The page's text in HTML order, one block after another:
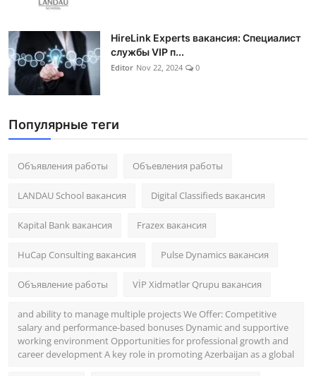
HireLink Experts вакансия: Специалист
службы VIP п...
Editor Nov 22, 2024 0
Популярные теги
Объявления работы Объевления работы
LANDAU School вакансия Digital Classifieds вакансия
Kapital Bank вакансия Frazex вакансия
HuCap Consulting вакансия Pulse Dynamics вакансия
Объявление работы VİP Xidmətlər Qrupu вакансия
and ability to manage multiple projects We Offer: Competitive
salary and performance-based bonuses Dynamic and supportive
working environment Opportunities for professional growth and
career development A key role in promoting Azerbaijan as a global